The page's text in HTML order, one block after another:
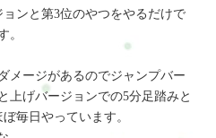
ンと第3位のやつをやるだけで
。
メージがあるのでジャンプバー
上げバージョンでの5分足踏みと
毎日やっています。